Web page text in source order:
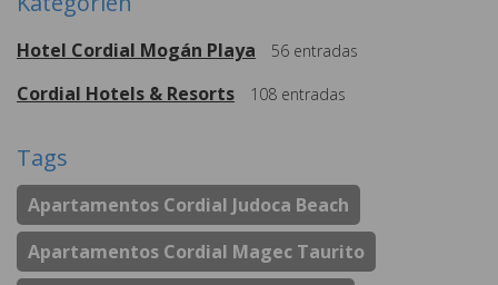
Hotel Cordial Mogán Playa 56 entradas
Cordial Hotels & Resorts 108 entradas
Tags
Apartamentos Cordial Judoca Beach
Apartamentos Cordial Magec Taurito